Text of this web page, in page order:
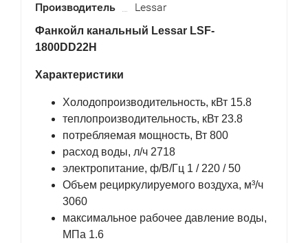
Производитель
Lessar
Фанкойл канальный Lessar LSF-
1800DD22H
Характеристики
Холодопроизводительность, кВт 15.8
теплопроизводительность, кВт 23.8
потребляемая мощность, Вт 800
расход воды, л/ч 2718
электропитание, ф/В/Гц 1 / 220 / 50
Объем рециркулируемого воздуха, м³/ч
3060
максимальное рабочее давление воды,
МПа 1.6